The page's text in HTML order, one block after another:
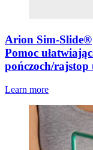
Arion Sim-Slide®
Pomoc
pończoch/
Learn more